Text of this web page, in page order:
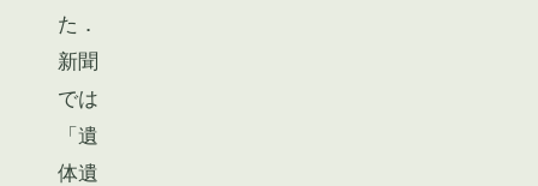
た．
新聞
では
「遺
体遺